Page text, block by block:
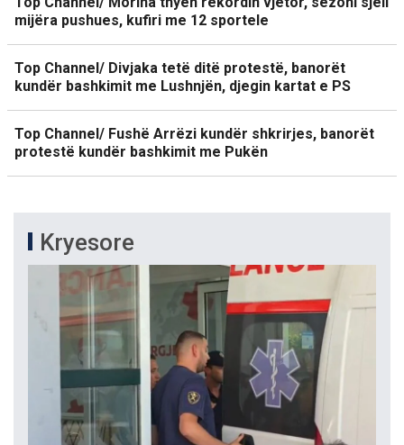
mijëra pushues, kufiri me 12 sportele
Top Channel/ Divjaka tetë ditë protestë, banorët
kundër bashkimit me Lushnjën, djegin kartat e PS
Top Channel/ Fushë Arrëzi kundër shkrirjes, banorët
protestë kundër bashkimit me Pukën
Kryesore